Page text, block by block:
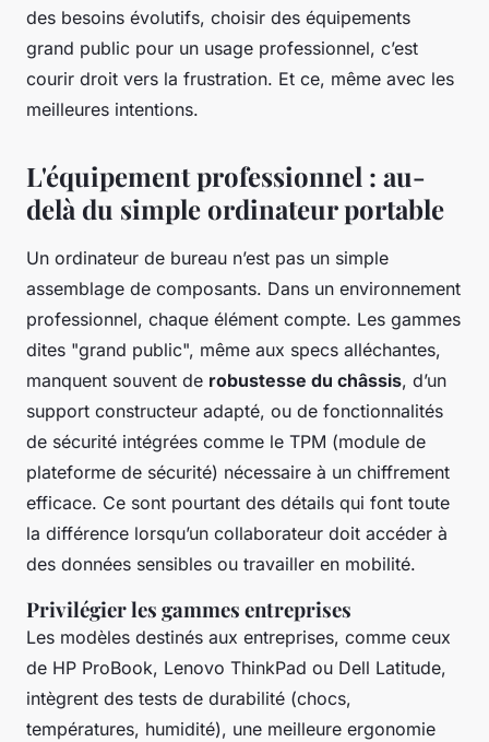
des besoins évolutifs, choisir des équipements
grand public pour un usage professionnel, c’est
courir droit vers la frustration. Et ce, même avec les
meilleures intentions.
L'équipement professionnel : au-
delà du simple ordinateur portable
Un ordinateur de bureau n’est pas un simple
assemblage de composants. Dans un environnement
professionnel, chaque élément compte. Les gammes
dites "grand public", même aux specs alléchantes,
manquent souvent de robustesse du châssis, d’un
support constructeur adapté, ou de fonctionnalités
de sécurité intégrées comme le TPM (module de
plateforme de sécurité) nécessaire à un chiffrement
efficace. Ce sont pourtant des détails qui font toute
la différence lorsqu’un collaborateur doit accéder à
des données sensibles ou travailler en mobilité.
Privilégier les gammes entreprises
Les modèles destinés aux entreprises, comme ceux
de HP ProBook, Lenovo ThinkPad ou Dell Latitude,
intègrent des tests de durabilité (chocs,
températures, humidité), une meilleure ergonomie